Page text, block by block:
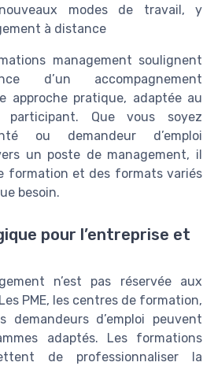
modes de travail, y
à distance
management soulignent
d’un accompagnement
approche pratique, adaptée au
Que vous soyez
ou demandeur d’emploi
un poste de management, il
formation et des formats variés
besoin.
pour l’entreprise et
n’est pas réservée aux
PME, les centres de formation,
demandeurs d’emploi peuvent
adaptés. Les formations
de professionnaliser la